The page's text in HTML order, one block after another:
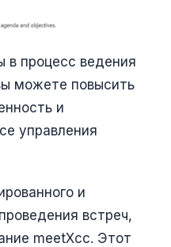
в процесс ведения
можете повысить
и
управления
и
встреч,
meetXcc. Этот